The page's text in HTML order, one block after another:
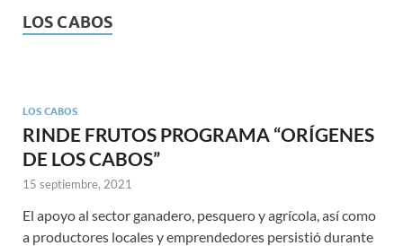
LOS CABOS
LOS CABOS
RINDE FRUTOS PROGRAMA “ORÍGENES
DE LOS CABOS”
15 septiembre, 2021
El apoyo al sector ganadero, pesquero y agrícola, así como
a productores locales y emprendedores persistió durante